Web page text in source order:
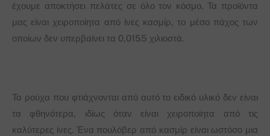
έχουμε αποκτήσει πελάτες σε όλο τον κόσμο. Τα προϊόντα
μας είναι χειροποίητα από ίνες κασμίρ, το μέσο πάχος των
οποίων δεν υπερβαίνει τα 0,0155 χιλιοστά.
Τα ρούχα που φτιάχνονται από αυτό το ειδικό υλικό δεν είναι
τα φθηνότερα, ιδίως όταν είναι χειροποίητα από τις
καλύτερες ίνες. Ένα πουλόβερ από κασμίρ είναι ωστόσο μια